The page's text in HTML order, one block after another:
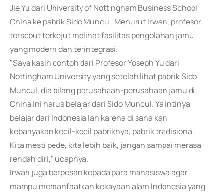
Jie Yu dari University of Nottingham Business School
China ke pabrik Sido Muncul. Menurut Irwan, profesor
tersebut terkejut melihat fasilitas pengolahan jamu
yang modern dan terintegrasi.
"Saya kasih contoh dari Profesor Yoseph Yu dari
Nottingham University yang setelah lihat pabrik Sido
Muncul, dia bilang perusahaan-perusahaan jamu di
China ini harus belajar dari Sido Muncul. Ya intinya
belajar dari Indonesia lah karena di sana kan
kebanyakan kecil-kecil pabriknya, pabrik tradisional.
Kita mesti pede, kita lebih baik, jangan sampai merasa
rendah diri," ucapnya.
Irwan juga berpesan kepada para mahasiswa agar
mampu memanfaatkan kekayaan alam Indonesia yang